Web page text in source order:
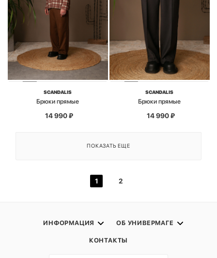
SCANDALIS
Брюки прямые
14 990₽
SCANDALIS
Брюки прямые
14 990₽
ПОКАЗАТЬ ЕЩЕ
1 2
ИНФОРМАЦИЯ ОБ УНИВЕРМАГЕ
КОНТАКТЫ